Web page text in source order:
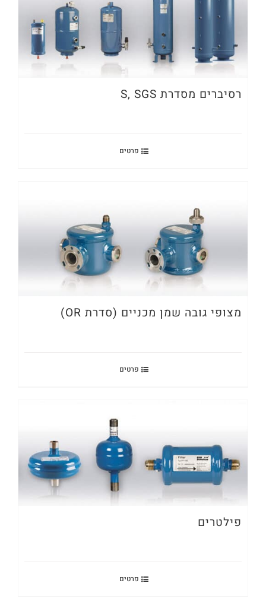
רסיברים מסדרת S, SGS
פרטים
מצופי גובה שמן מכניים (סדרת OR)
פרטים
פילטרים
פרטים